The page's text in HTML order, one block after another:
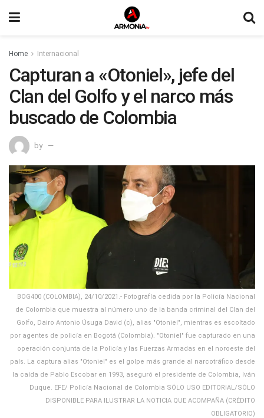
Home Internacional
Capturan a «Otoniel», jefe del
Clan del Golfo y el narco más
buscado de Colombia
by
BOG400 (COLOMBIA), 24/10/2021.- Fotografía cedida por la Policía Nacional
de Colombia que muestra al número uno de la banda criminal del Clan del
Golfo, Dairo Antonio Úsuga David (c), alias "Otoniel", mientras es escoltado
por agentes de policía en Bogotá (Colombia). "Otoniel" fue capturado en una
operación conjunta de la Policía y las Fuerzas Armadas en el noroeste del
país. La captura alias "Otoniel" es el golpe más grande al narcotráfico desde
la caída de Pablo Escobar en 1993, aseguró el presidente de Colombia, Iván
Duque. EFE/ Policía Nacional de Colombia SÓLO USO EDITORIAL/SÓLO
DISPONIBLE PARA ILUSTRAR LA NOTICIA QUE ACOMPAÑA (CRÉDITO
OBLIGATORIO)